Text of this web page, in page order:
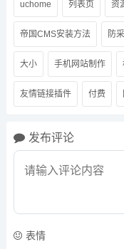
uchome 列表页 资
帝国CMS安装方法 防
大小 手机网站制作
友情链接插件 付费
发布评论
表情